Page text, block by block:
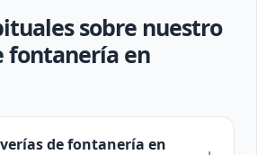
sobre nuestro
fontanería en
de fontanería en